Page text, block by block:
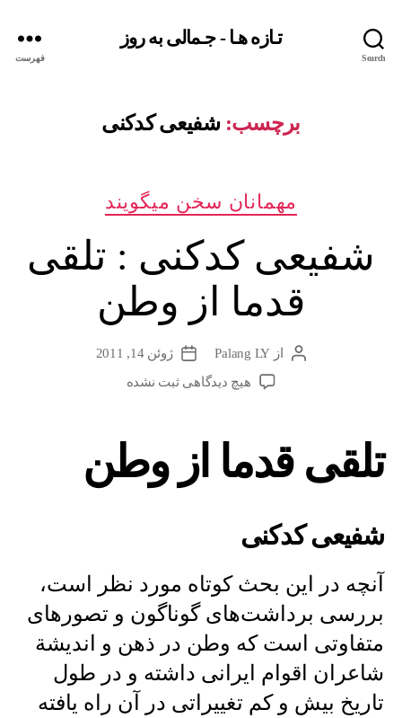
Search
تـازه هـا - جـمالی به روز
فهرست
برچسب: شفیعی کدکنی
دسته‌ها
مهمانان سخن میگویند
شفیعی کدکنی : تلقی
قدما از وطن
نویسندهٔ
نوشته
از Palang LY
تاریخژوئن 14, 2011
هیچ دیدگاهیبرای
تلقی
قدما
ثبت نشده
تلقی قدما از وطن
شفیعی کدکنی
آنچه در این بحث کوتاه مورد نظر است،
بررسى برداشت‌هاى گوناگون و تصورهاى‌
متفاوتى است که وطن در ذهن و اندیشة
شاعران اقوام ایرانى داشته و در طول
تاریخ بیش‌ و کم تغییراتى در آن راه یافته